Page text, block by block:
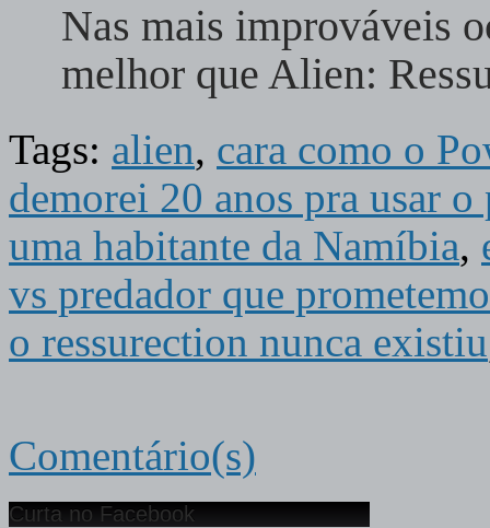
Nas mais improváveis
melhor que Alien:
Tags: alien, cara como o
demorei 20 anos pra usar
uma habitante da Namíbia,
vs predador que
o ressurection nunca existiu
Comentário(s)
Curta no Facebook